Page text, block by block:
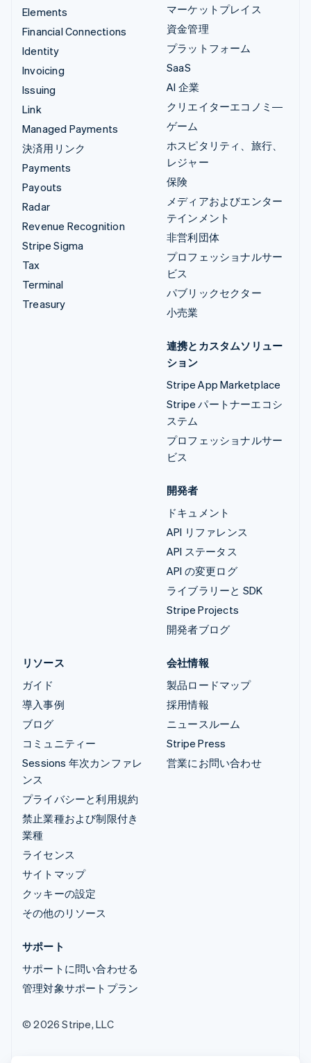
Elements
Financial Connections
Identity
Invoicing
Issuing
Link
Managed Payments
決済用リンク
Payments
Payouts
Radar
Revenue Recognition
Stripe Sigma
Tax
Terminal
Treasury
マーケットプレイス
資金管理
プラットフォーム
SaaS
AI 企業
クリエイターエコノミ―
ゲーム
ホスピタリティ、旅行、
レジャー
保険
メディアおよびエンター
テインメント
非営利団体
プロフェッショナルサー
ビス
パブリックセクター
小売業
連携とカスタムソリュー
ション
Stripe App Marketplace
Stripe パートナーエコシ
ステム
プロフェッショナルサー
ビス
開発者
ドキュメント
API リファレンス
API ステータス
API の変更ログ
ライブラリーと SDK
Stripe Projects
開発者ブログ
リソース
ガイド
導入事例
ブログ
コミュニティー
Sessions 年次カンファレ
ンス
プライバシーと利用規約
禁止業種および制限付き
業種
ライセンス
サイトマップ
クッキーの設定
その他のリソース
会社情報
製品ロードマップ
採用情報
ニュースルーム
Stripe Press
営業にお問い合わせ
サポート
サポートに問い合わせる
管理対象サポートプラン
© 2026 Stripe, LLC